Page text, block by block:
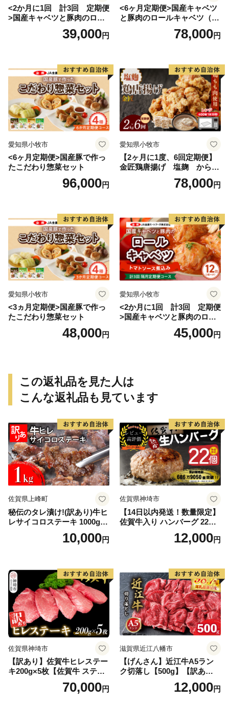
<2か月に1回 計3回 定期便
>国産キャベツと豚肉のロー
ルキャベツ（4P入り）
39,000円
<6ヶ月定期便>国産キャベツ
と豚肉のロールキャベツ（4P
78,000円
愛知県小牧市
<6ヶ月定期便>国産豚で作っ
たこだわり惣菜セット
96,000円
愛知県小牧市
【2ヶ月に1度、6回定期便】
金匠鶏唐揚げ 塩麹 からあ
78,000円
愛知県小牧市
<3ヵ月定期便>国産豚で作っ
たこだわり惣菜セット
48,000円
愛知県小牧市
<2か月に1回 計3回 定期便
>国産キャベツと豚肉のロー
ルキャベツ（6P入り）
45,000円
この返礼品を見た人は
こんな返礼品も見ています
佐賀県上峰町
秘伝のタレ漬け!(訳あり)牛ヒ
レサイコロステーキ 1000g
10,000円
佐賀県神埼市
【14日以内発送！数量限定】
佐賀牛入り ハンバーグ 22個
2.6kg(120g×22個)【佐賀牛
黒毛和牛 ブランド牛 九州 ハ
気】(H083106)
12,000円
佐賀県神埼市
【訳あり】佐賀牛ヒレステー
キ200g×5枚【佐賀牛 ステー
キ ブランド肉 ヒレ肉 フィレ
肉 ジューシー ヘルシー】(H0
70,000円
滋賀県近江八幡市
【げんさん】近江牛A5ラン
ク切落し【500g】【訳あり】
12,000円